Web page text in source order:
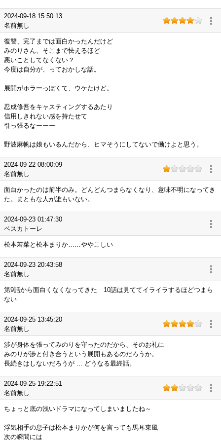
2024-09-18 15:50:13
名前無し
復讐、完了までは面白かったんだけど
みのりさん、そこまで怯えるほど
悪いことしてなくない？
今度は自分が、っておかしな話。
展開がホラーっぽくて、ウケたけど。
忍成修吾をキャスティングするあたり
信用しきれない感を持たせて
引っ張るなーーー
野波麻帆は娘もいるんだから、ヒマそうにしてないで働けよと思う。
2024-09-22 08:00:09
名前無し
面白かったのは前半のみ。どんどんつまらなくなり、意味不明になってき
た。まともな人が誰もいない。
2024-09-23 01:47:30
ペスカトーレ
松本若菜と松本まりか……ややこしい
2024-09-23 20:43:58
名前無し
第9話から面白くなくなってきた 10話は見ててイライラするほどつまら
ない
2024-09-25 13:45:20
名前無し
渉が身体を張ってみのりを守ったのだから、そのお礼に
みのりが渉と付き合うという展開もあるのだろうか。
長続きはしないだろうが ... どうなる最終話。
2024-09-25 19:22:51
名前無し
ちょっと底の浅いドラマになってしまいましたね～
浮気相手の息子は松本まりかが何を言っても馬耳東風
次の瞬間には